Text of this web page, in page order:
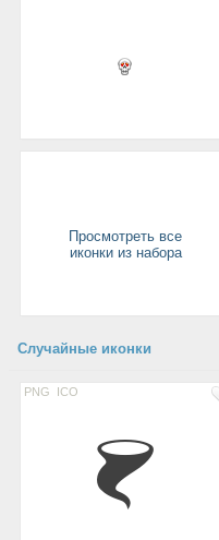
Просмотреть все
иконки из набора
Случайные иконки
PNG ICO